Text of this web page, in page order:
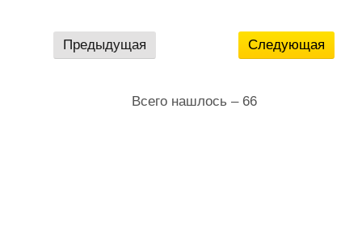
Предыдущая Следующая
Всего нашлось – 66